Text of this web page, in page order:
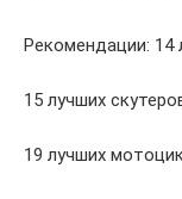
Рекомендации: 14
15 лучших
19 лучших